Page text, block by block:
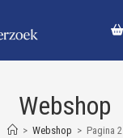
Webshop
> Webshop > Pagina 2